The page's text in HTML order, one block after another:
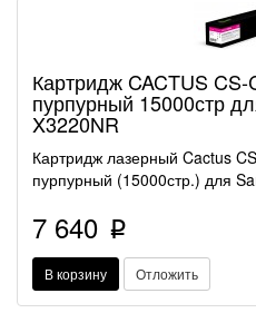
Картридж CACTUS CS-
пурпурный 15000стр
X3220NR
Картридж лазерный Cactus
пурпурный (15000стр.) для
7 640 p
В корзину Отложить